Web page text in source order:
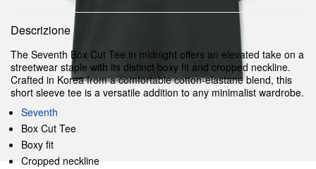
Descrizione
The Seventh Box Cut Tee in midnight offers an elevated take on a
streetwear staple with its distinct boxy fit and cropped neckline.
Crafted in Korea from a comfortable cotton-elastane blend, this
short sleeve tee is a versatile addition to any minimalist wardrobe.
Seventh
Box Cut Tee
Boxy fit
Cropped neckline